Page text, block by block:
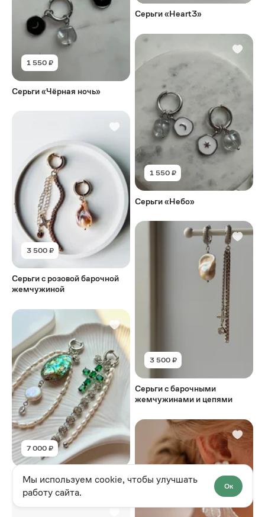
1 550 ₽
Серьги «Чёрная ночь»
3 500 ₽
Серьги с розовой барочной
жемчужиной
7 000 ₽
Серьги Роскошь
Серьги «Heart3»
1 550 ₽
Серьги «Небо»
3 500 ₽
Серьги с барочными
жемчужинами и цепями
Мы используем cookie, чтобы улучшать
работу сайта.
Ок